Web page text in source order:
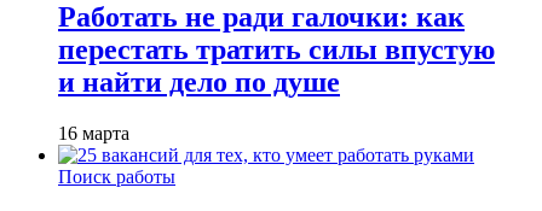
Работать не ради галочки: как
перестать тратить силы впустую
и найти дело по душе
16 марта
Поиск работы